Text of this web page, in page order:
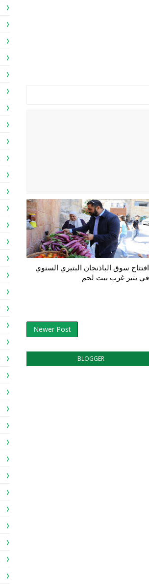
افتتاح سوق الباذنجان البتيري السنوي
في بتير غرب بيت لحم
Newer Post
BLOGGER